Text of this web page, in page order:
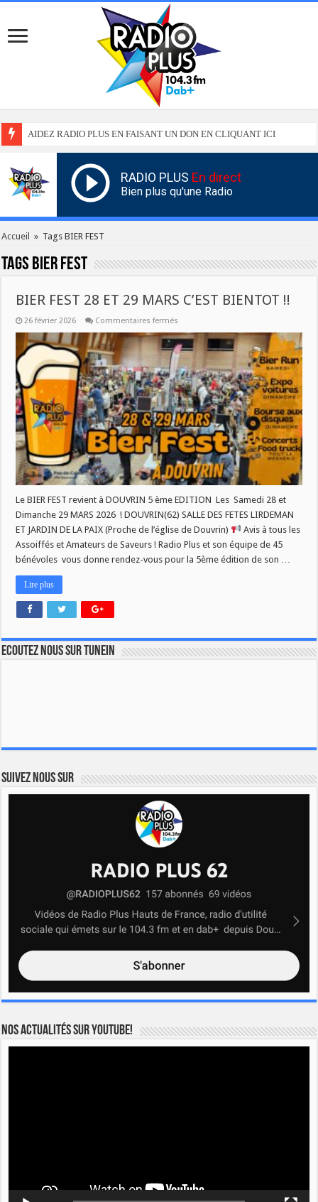
AIDEZ RADIO PLUS EN FAISANT UN DON EN CLIQUANT ICI
RADIO PLUS En direct
Bien plus qu'une Radio
Accueil » Tags BIER FEST
Tags BIER FEST
BIER FEST 28 ET 29 MARS C’EST BIENTOT !!
26 février 2026 Commentaires fermés
FEST
28
ET
29
MARS
C’EST
BIENTOT
!!
Le BIER FEST revient à DOUVRIN 5 ème EDITION Les Samedi 28 et
Dimanche 29 MARS 2026 ! DOUVRIN(62) SALLE DES FETES LIRDEMAN
ET JARDIN DE LA PAIX (Proche de l’église de Douvrin)
Avis à tous les
Assoiffés et Amateurs de Saveurs ! Radio Plus et son équipe de 45
bénévoles vous donne rendez-vous pour la 5ème édition de son …
Lire plus
Ecoutez nous sur TuneIn
Suivez nous sur
Nos actualités sur YOUTUBE!